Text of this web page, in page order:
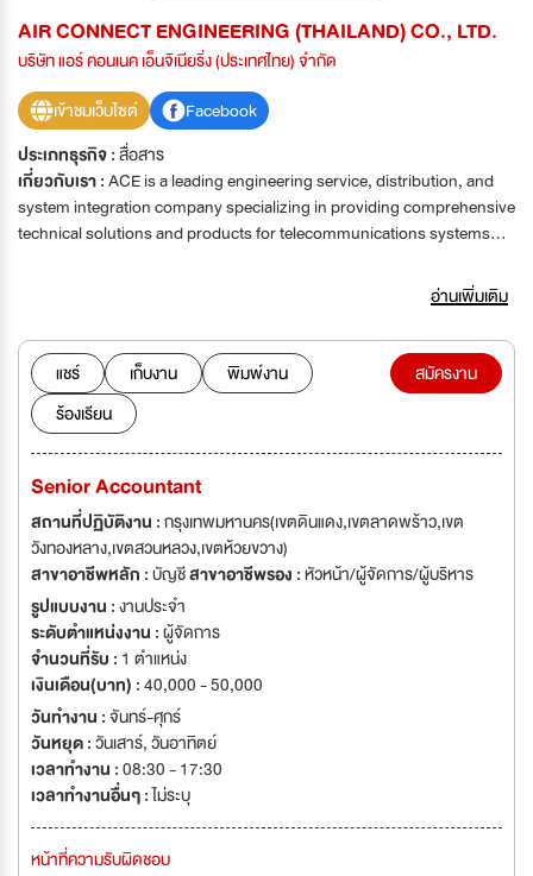
AIR CONNECT ENGINEERING (THAILAND) CO., LTD.
บริษัท แอร์ คอนเนค เอ็นจิเนียริ่ง (ประเทศไทย) จำกัด
เข้าชมเว็บไซต์
Facebook
ประเภทธุรกิจ :สื่อสาร
เกี่ยวกับเรา :ACE is a leading engineering service, distribution, and
system integration company specializing in providing comprehensive
technical solutions and products for telecommunications systems
innovative products and development, reflecting our commitment to
encompass Radio Network Planning, Capacity Planning,
Supervision, Installation, and Commissioning, as well as Operation
and Maintenance. Our product portfolio includes a diverse range of
items, from power splitters and connectors to indoor and outdoor
antennas, as well as sophisticated signal boosters and repeaters.
building coverage, ensuring seamless communication infrastructure
for our clients. We also offer communication fixing services to
address any issues that may arise. Moreover, we are dedicated to
promoting sustainability by offering solar energy and green energy
solutions. Committed to quality, we are proud to have received
ISO9001:2015 certification.
อ่านเพิ่มเติม
แชร์ เก็บงาน
พิมพ์งาน
ร้องเรียน
สมัครงาน
Senior Accountant
สถานที่ปฏิบัติงาน :กรุงเทพมหานคร(เขตดินแดง,เขตลาดพร้าว,เขต
วังทองหลาง,เขตสวนหลวง,เขตห้วยขวาง)
สาขาอาชีพหลัก :บัญชีสาขาอาชีพรอง :หัวหน้า/ผู้จัดการ/ผู้บริหาร
รูปแบบงาน :งานประจำ
ระดับตำแหน่งงาน :ผู้จัดการ
จำนวนที่รับ : 1 ตำแหน่ง
เงินเดือน(บาท) :40,000 - 50,000
วันทำงาน :จันทร์-ศุกร์
วันหยุด :วันเสาร์,วันอาทิตย์
เวลาทำงาน :08:30 - 17:30
เวลาทำงานอื่นๆ :ไม่ระบุ
หน้าที่ความรับผิดชอบ